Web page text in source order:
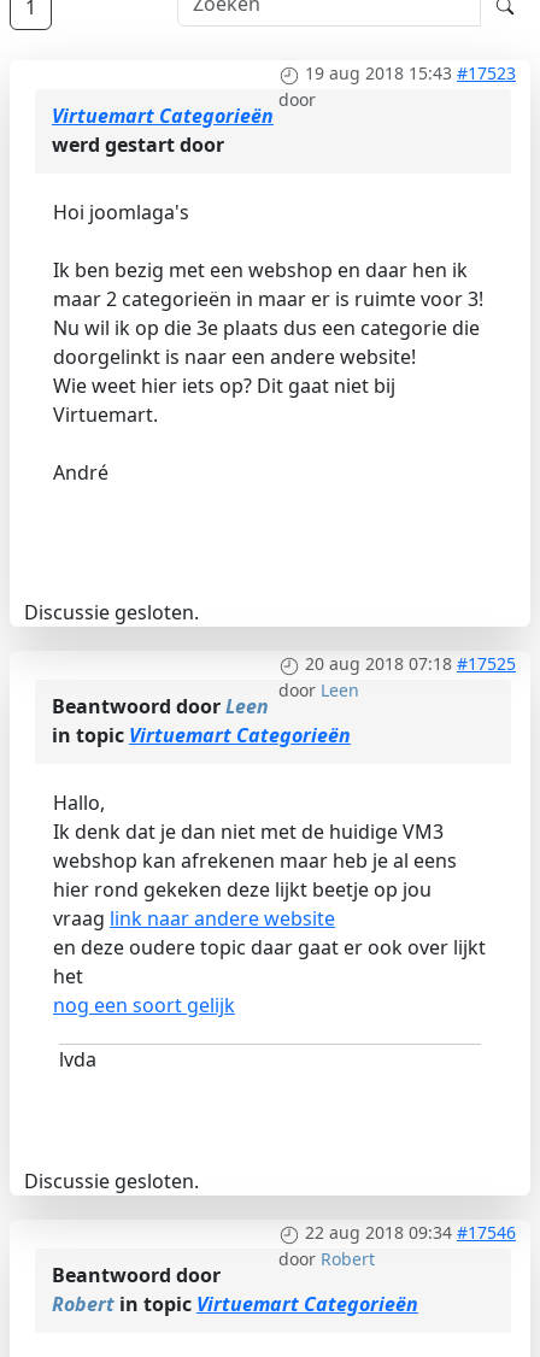
1
19 aug 2018 15:43 #17523
door
Virtuemart Categorieën
werd gestart door
Hoi joomlaga's
Ik ben bezig met een webshop en daar hen ik
maar 2 categorieën in maar er is ruimte voor 3!
Nu wil ik op die 3e plaats dus een categorie die
doorgelinkt is naar een andere website!
Wie weet hier iets op? Dit gaat niet bij
Virtuemart.
André
Discussie gesloten.
20 aug 2018 07:18 #17525
door Leen
Beantwoord doorLeen
in topic Virtuemart Categorieën
Hallo,
Ik denk dat je dan niet met de huidige VM3
webshop kan afrekenen maar heb je al eens
hier rond gekeken deze lijkt beetje op jou
vraag link naar andere website
en deze oudere topic daar gaat er ook over lijkt
het
nog een soort gelijk
lvda
Discussie gesloten.
22 aug 2018 09:34 #17546
door Robert
Beantwoord door
Robert in topic Virtuemart Categorieën